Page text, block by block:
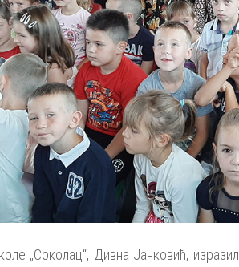
„Соколац“, Дивна Јанковић,